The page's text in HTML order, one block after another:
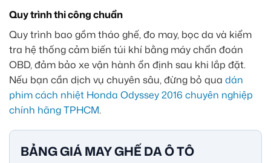
Quy trình thi công chuẩn
Quy trình bao gồm tháo ghế, đo may, bọc da và kiểm
tra hệ thống cảm biến túi khí bằng máy chẩn đoán
OBD, đảm bảo xe vận hành ổn định sau khi lắp đặt.
Nếu bạn cần dịch vụ chuyên sâu, đừng bỏ qua dán
phim cách nhiệt Honda Odyssey 2016 chuyên nghiệp
chính hãng TPHCM.
BẢNG GIÁ MAY GHẾ DA Ô TÔ